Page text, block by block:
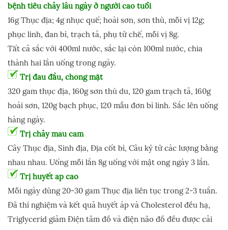
bệnh tiêu chảy lâu ngày ở người cao tuổi
16g Thục địa; 4g nhục quế; hoài sơn, sơn thù, mỗi vị 12g;
phục linh, đan bì, trạch tả, phụ tử chế, mỗi vị 8g.
Tất cả sắc với 400ml nước, sắc lại còn 100ml nước, chia
thành hai lần uống trong ngày.
Trị đau đầu, chóng mặt
320 gam thục địa, 160g sơn thù du, 120 gam trạch tả, 160g
hoài sơn, 120g bạch phục, 120 mẫu đơn bì linh. Sắc lên uống
hàng ngày.
Trị chảy máu cam
Cây Thục địa, Sinh địa, Địa cốt bì, Câu kỷ tử các lượng bằng
nhau nhau. Uống mỗi lần 8g uống với mật ong ngày 3 lần.
Trị huyết áp cao
Mỗi ngày dùng 20-30 gam Thục địa liên tục trong 2-3 tuần.
Đã thí nghiệm và kết quả huyết áp và Cholesterol đều hạ,
Triglycerid giảm Điện tâm đồ và điện não đồ đều được cải